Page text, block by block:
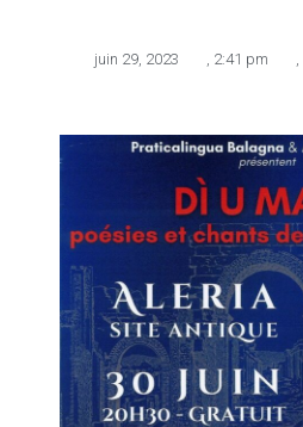
juin 29, 2023 , 2:41 pm ,